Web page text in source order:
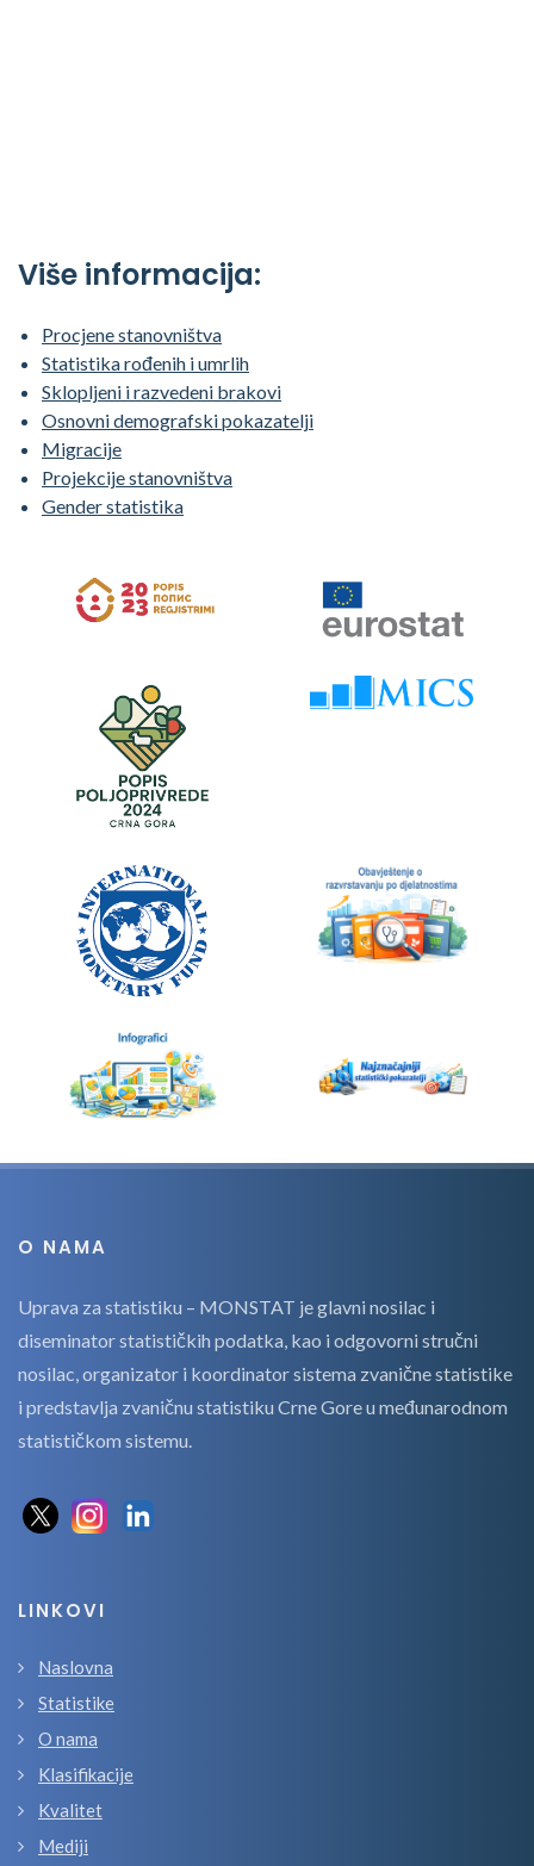
Više informacija:
Procjene stanovništva
Statistika rođenih i umrlih
Sklopljeni i razvedeni brakovi
Osnovni demografski pokazatelji
Migracije
Projekcije stanovništva
Gender statistika
O NAMA
Uprava za statistiku – MONSTAT je glavni nosilac i
diseminator statističkih podatka, kao i odgovorni stručni
nosilac, organizator i koordinator sistema zvanične statistike
i predstavlja zvaničnu statistiku Crne Gore u međunarodnom
statističkom sistemu.
LINKOVI
Naslovna
Statistike
O nama
Klasifikacije
Kvalitet
Mediji